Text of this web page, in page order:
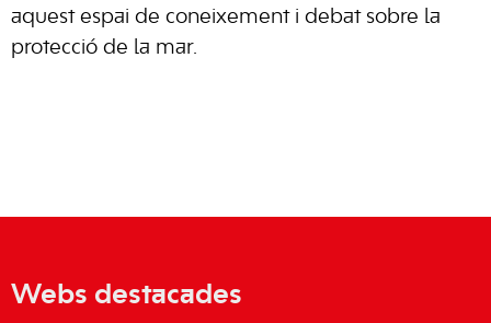
aquest espai de coneixement i debat sobre la
protecció de la mar.
Webs destacades